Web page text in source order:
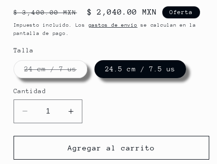
Precio
habitual
$ 3,400.00 MXN
Precio
de
$ 2,040.00 MXN Oferta
Impuesto incluido. Los gastos de envío
se calculan en la
pantalla de pago.
Talla
24 cm / 7 usVariante
agotada
o
24.5 cm / 7.5 us
Cantidad
Reducir
cantidad
para
AIR
Aumentar
cantidad
para
WMNS
AIR
Agregar al carrito